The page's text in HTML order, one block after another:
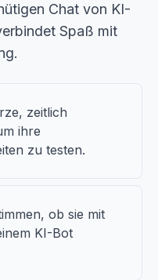
Chat von KI-
Spaß mit
zeitlich
ihre
zu testen.
ob sie mit
KI-Bot